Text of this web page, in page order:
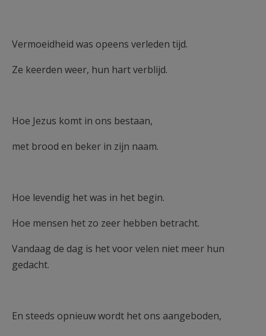
Vermoeidheid was opeens verleden tijd.
Ze keerden weer, hun hart verblijd.
Hoe Jezus komt in ons bestaan,
met brood en beker in zijn naam.
Hoe levendig het was in het begin.
Hoe mensen het zo zeer hebben betracht.
Vandaag de dag is het voor velen niet meer hun
gedacht.
En steeds opnieuw wordt het ons aangeboden,